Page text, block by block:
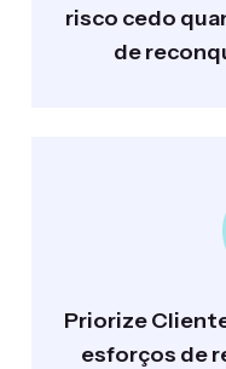
risco cedo
de
Priorize
esforços de